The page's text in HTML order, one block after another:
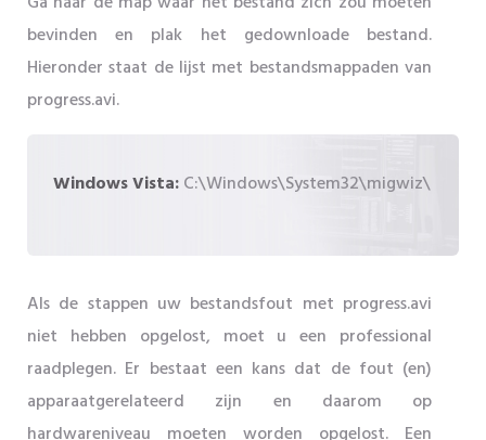
bevinden en plak het gedownloade bestand.
Hieronder staat de lijst met bestandsmappaden van
progress.avi.
Windows Vista:C:\Windows\System32\migwiz\
Als de stappen uw bestandsfout met progress.avi
niet hebben opgelost, moet u een professional
raadplegen. Er bestaat een kans dat de fout (en)
apparaatgerelateerd zijn en daarom op